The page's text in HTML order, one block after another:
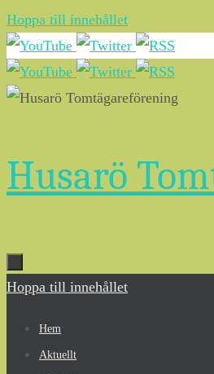
Hoppa till innehållet
Husarö
Hoppa till innehållet
Hem
Aktuellt